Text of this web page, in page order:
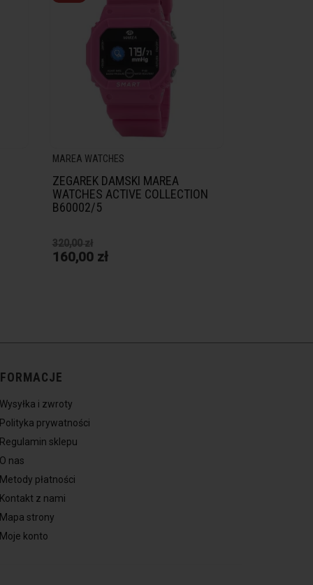
MAREA WATCHES
ZEGAREK DAMSKI MAREA
WATCHES ACTIVE COLLECTION
B60002/5
320,00 zł
160,00 zł
i zwroty
prywatności
sklepu
nas
płatności
z nami
strony
konto